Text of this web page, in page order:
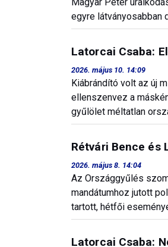
egyre látványosabban
Latorcai Csaba:
2026. május 10. 14:09
Kiábrándító volt az új
ellenszenvez a
gyűlölet méltatlan
Rétvári Bence és
2026. május 8. 14:04
Az Országgyűlés
mandátumhoz jutott
tartott, hétfői
Latorcai Csaba: